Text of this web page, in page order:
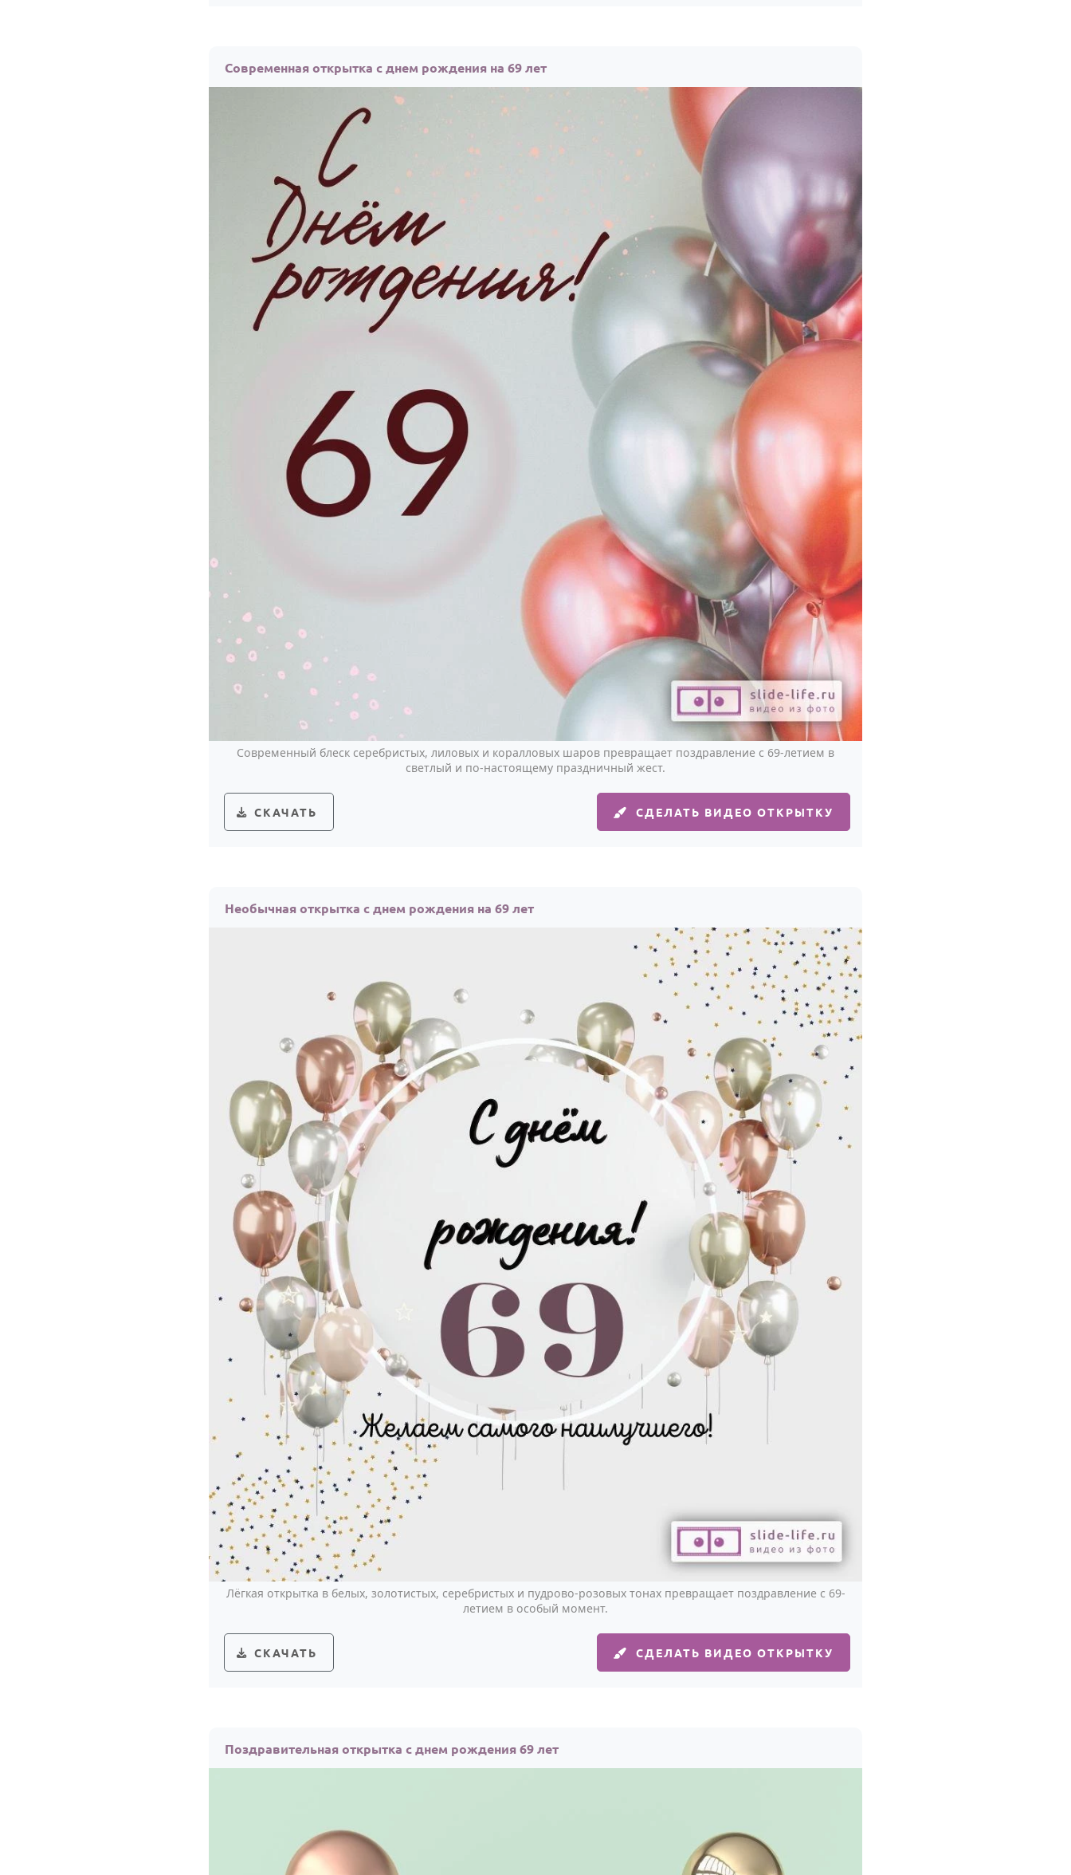
Современная открытка с днем рождения на 69 лет
Современный блеск серебристых, лиловых и коралловых шаров превращает поздравление с 69-летием в
светлый и по-настоящему праздничный жест.
СКАЧАТЬ СДЕЛАТЬ ВИДЕО ОТКРЫТКУ
Необычная открытка с днем рождения на 69 лет
Лёгкая открытка в белых, золотистых, серебристых и пудрово-розовых тонах превращает поздравление с 69-
летием в особый момент.
СКАЧАТЬ СДЕЛАТЬ ВИДЕО ОТКРЫТКУ
Поздравительная открытка с днем рождения 69 лет